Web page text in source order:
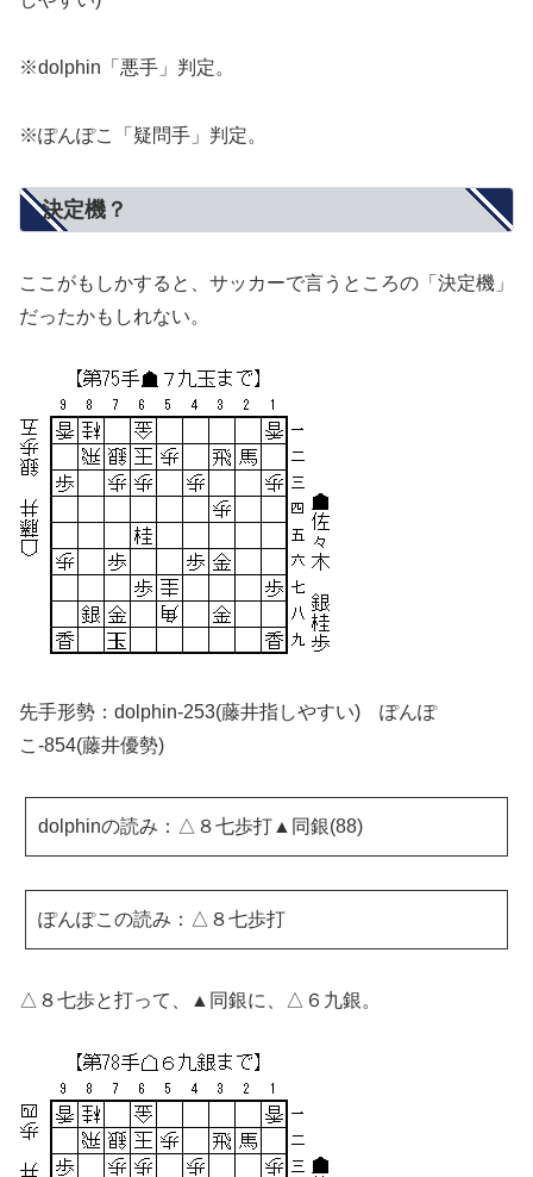
※dolphin「悪手」判定。
※ぽんぽこ「疑問手」判定。
決定機？
ここがもしかすると、サッカーで言うところの「決定機」
だったかもしれない。
先手形勢：dolphin-253(藤井指しやすい) ぽんぽ
こ-854(藤井優勢)
dolphinの読み：△８七歩打▲同銀(88)
ぽんぽこの読み：△８七歩打
△８七歩と打って、▲同銀に、△６九銀。